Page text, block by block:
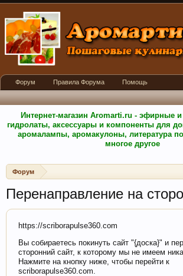
Интернет-магазин Aromarti.ru - эфирные
гидролаты, аксессуары и компоненты для
аромалампы, аромакулоны, литература
многое другое
Форум
Перенаправление на
https://scriborapulse360.com
Вы собираетесь покинуть сайт "{доска}" и
сторонний сайт, к которому мы не имеем
Нажмите на кнопку ниже, чтобы перейти к
scriborapulse360.com.
Форум Правила Форума Помощь